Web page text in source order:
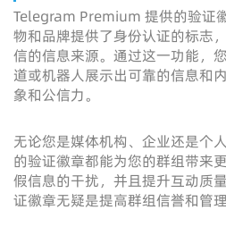
Telegram Premium 提供的验证
物和品牌提供了身份认证的标志
信的信息来源。通过这一功能，
道或机器人展示出可靠的信息和
象和公信力。
无论您是媒体机构、企业还是个
的验证徽章都能为您的群组带来
假信息的干扰，并且提升互动质
证徽章无疑是提高群组信誉和管